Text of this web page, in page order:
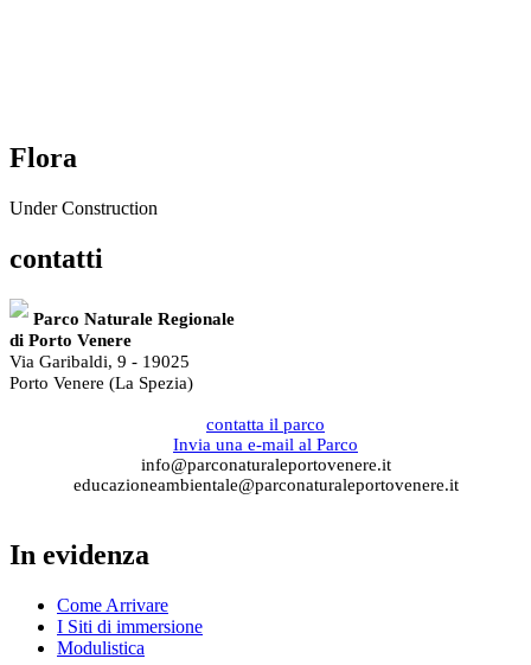
Flora
Under Construction
contatti
Parco Naturale Regionale
di Porto Venere
Via Garibaldi, 9 - 19025
Porto Venere (La Spezia)
contatta il parco
Invia una e-mail al Parco
info@parconaturaleportovenere.it
educazioneambientale@parconaturaleportovenere.it
In evidenza
Come Arrivare
I Siti di immersione
Modulistica